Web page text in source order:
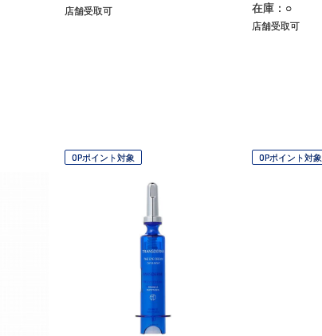
店舗受取可 在庫：○
店舗受取可
OPポイント対象 OPポイント対象